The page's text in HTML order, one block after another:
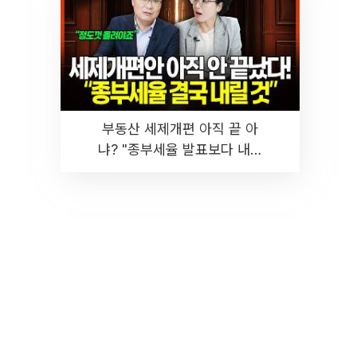
부동산 세제개편 아직 끝 아
냐? "종부세율 발표보다 내릴